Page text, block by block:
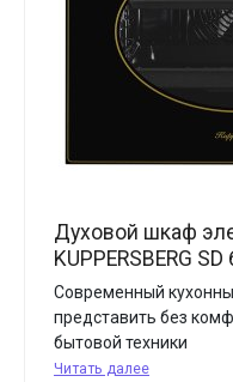
Духовой шкаф
KUPPERSBERG SD
Современный
представить без
бытовой техники
Читать далее